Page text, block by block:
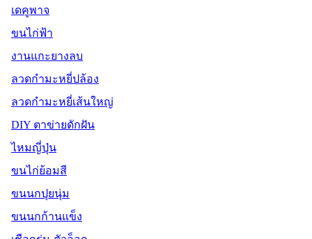
เดคูพาจ
ขนไก่ฟ้า
งานแกะยางลบ
ลวดกำมะหยี่ปล้อง
ลวดกำมะหยี่เส้นใหญ่
DIY ตาข่ายดักฝัน
ไหมญี่ปุ่น
ขนไก่ย้อมสี
ขนนกปุยนุ่ม
ขนนกก้านแข็ง